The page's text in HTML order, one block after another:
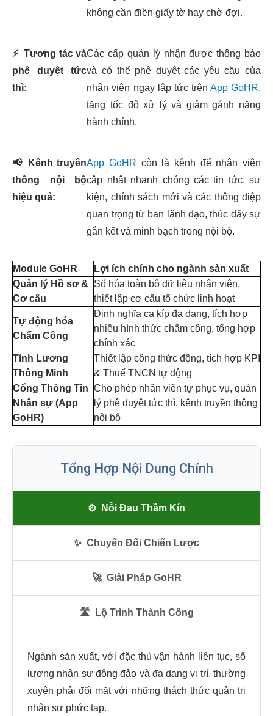
không cần điền giấy tờ hay chờ đợi.
⚡ Tương tác và
phê duyệt tức
thì:
Các cấp quản lý nhận được thông báo
và có thể phê duyệt các yêu cầu của
nhân viên ngay lập tức trên App GoHR,
tăng tốc độ xử lý và giảm gánh nặng
hành chính.
📢
Kênh truyền
thông nội bộ
hiệu quả:
App GoHR còn là kênh để nhân viên
cập nhật nhanh chóng các tin tức, sự
kiện, chính sách mới và các thông điệp
quan trọng từ ban lãnh đạo, thúc đẩy sự
gắn kết và minh bạch trong nội bộ.
Module GoHR
Lợi ích chính cho ngành sản xuất
Quản lý Hồ sơ &
Cơ cấu
Số hóa toàn bộ dữ liệu nhân viên,
thiết lập cơ cấu tổ chức linh hoạt
Tự động hóa
Chấm Công
Định nghĩa ca kíp đa dạng, tích hợp
nhiều hình thức chấm công, tổng hợp
chính xác
Tính Lương
Thông Minh
Thiết lập công thức động, tích hợp KPI
& Thuế TNCN tự động
Cổng Thông Tin
Nhân sự (App
GoHR)
Cho phép nhân viên tự phục vụ, quản
lý phê duyệt tức thì, kênh truyền thông
nội bộ
Tổng Hợp Nội Dung Chính
⚙️ Nỗi Đau Thầm Kín
✨ Chuyển Đổi Chiến Lược
🚀 Giải Pháp GoHR
🛣️ Lộ Trình Thành Công
Ngành sản xuất, với đặc thù vận hành liên tục, số
lượng nhân sự đông đảo và đa dạng vị trí, thường
xuyên phải đối mặt với những thách thức quản trị
nhân sự phức tạp.